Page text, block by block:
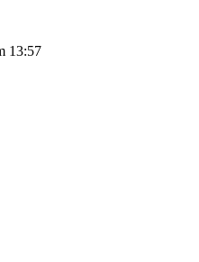
13:57